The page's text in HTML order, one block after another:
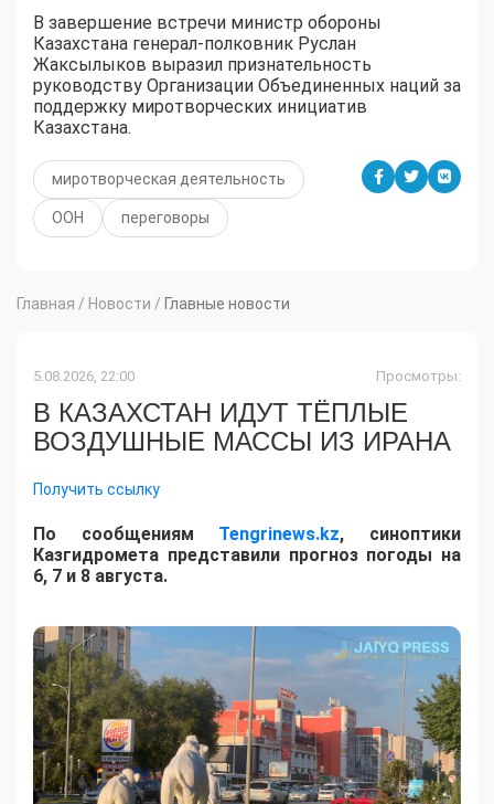
В завершение встречи министр обороны
Казахстана генерал-полковник Руслан
Жаксылыков выразил признательность
руководству Организации Объединенных наций за
поддержку миротворческих инициатив
Казахстана.
миротворческая деятельность
ООН переговоры
Главная / Новости / Главные новости
5.08.2026, 22:00 Просмотры:
В КАЗАХСТАН ИДУТ ТЁПЛЫЕ
ВОЗДУШНЫЕ МАССЫ ИЗ ИРАНА
Получить ссылку
По сообщениям Tengrinews.kz, синоптики
Казгидромета представили прогноз погоды на
6, 7 и 8 августа.